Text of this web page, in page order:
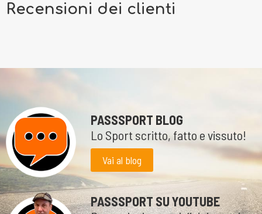
Recensioni dei clienti
PASSSPORT BLOG
Lo Sport scritto, fatto e vissuto!
Vai al blog
PASSSPORT SU YOUTUBE